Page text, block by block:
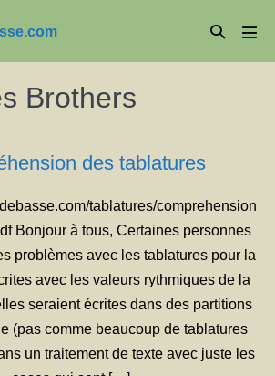
Basculer
le
Brothers
des tablatures
tablatures/comprehension
Bonjour à tous, Certaines personnes
problèmes avec les tablatures pour la
avec les valeurs rythmiques de la
seraient écrites dans des partitions
(pas comme beaucoup de tablatures
un traitement de texte avec juste les